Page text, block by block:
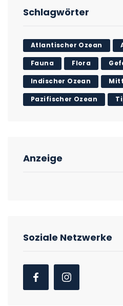
Schlagwörter
Atlantischer Ozean
Fauna Flora
Indischer Ozean
Pazifischer Ozean
Anzeige
Soziale Netzwerke